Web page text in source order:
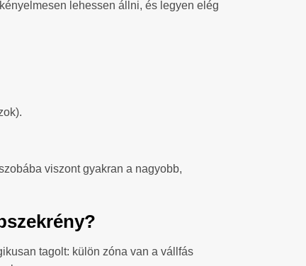
lehessen állni, és legyen elég
viszont gyakran a nagyobb,
tagolt: külön zóna van a vállfás